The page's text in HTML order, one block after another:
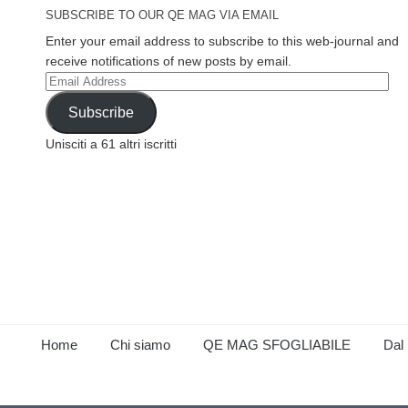
SUBSCRIBE TO OUR QE MAG VIA EMAIL
Enter your email address to subscribe to this web-journal and
receive notifications of new posts by email.
Email
Address
Subscribe
Unisciti a 61 altri iscritti
Home Chi siamo QE MAG SFOGLIABILE Dal